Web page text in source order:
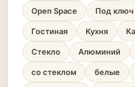
Open Space Под ключ
Гостиная Кухня
Стекло Алюминий
со стеклом белые